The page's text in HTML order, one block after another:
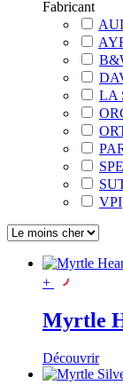
Fabricant
LA
VPI
+
Myrtle
Découvrir